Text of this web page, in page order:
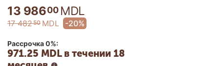
13 98600 MDL
17 48250 MDL -20%
Рассрочка 0%:
971.25 MDL в течении 18